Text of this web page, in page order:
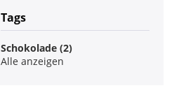
Tags
Schokolade (2)
Alle anzeigen